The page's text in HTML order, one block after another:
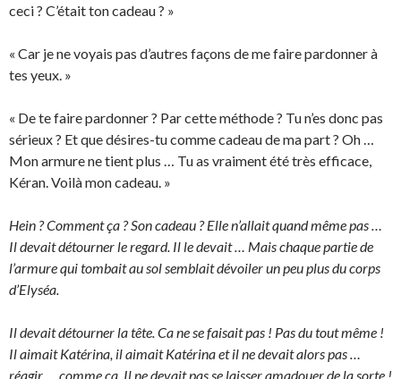
ceci ? C’était ton cadeau ? »
« Car je ne voyais pas d’autres façons de me faire pardonner à
tes yeux. »
« De te faire pardonner ? Par cette méthode ? Tu n’es donc pas
sérieux ? Et que désires-tu comme cadeau de ma part ? Oh …
Mon armure ne tient plus … Tu as vraiment été très efficace,
Kéran. Voilà mon cadeau. »
Hein ? Comment ça ? Son cadeau ? Elle n’allait quand même pas …
Il devait détourner le regard. Il le devait … Mais chaque partie de
l’armure qui tombait au sol semblait dévoiler un peu plus du corps
d’Elyséa.
Il devait détourner la tête. Ca ne se faisait pas ! Pas du tout même !
Il aimait Katérina, il aimait Katérina et il ne devait alors pas …
réagir … comme ça. Il ne devait pas se laisser amadouer de la sorte !